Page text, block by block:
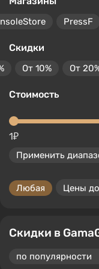
PressF
Скидки
От 10% От
Стоимость
1₽
Применить
Любая Цены
Скидки в